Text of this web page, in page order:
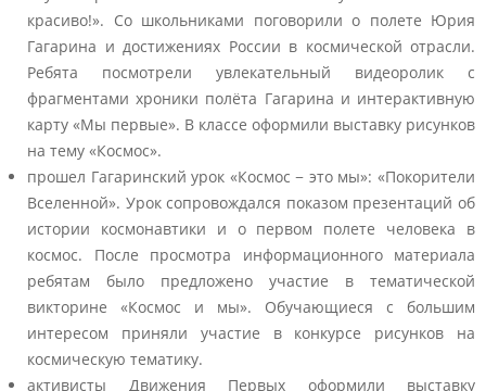
красиво!». Со школьниками поговорили о полете Юрия
Гагарина и достижениях России в космической отрасли.
Ребята посмотрели увлекательный видеоролик с
фрагментами хроники полёта Гагарина и интерактивную
карту «Мы первые». В классе оформили выставку рисунков
на тему «Космос».
прошел Гагаринский урок «Космос − это мы»: «Покорители
Вселенной». Урок сопровождался показом презентаций об
истории космонавтики и о первом полете человека в
космос. После просмотра информационного материала
ребятам было предложено участие в тематической
викторине «Космос и мы». Обучающиеся с большим
интересом приняли участие в конкурсе рисунков на
космическую тематику.
активисты Движения Первых оформили выставку